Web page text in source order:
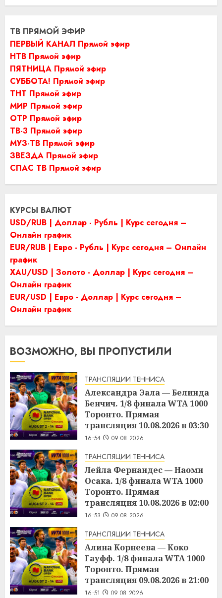
ТВ ПРЯМОЙ ЭФИР
ПЕРВЫЙ КАНАЛ Прямой эфир
НТВ Прямой эфир
ПЯТНИЦА Прямой эфир
СУББОТА! Прямой эфир
ТНТ Прямой эфир
МИР Прямой эфир
ОТР Прямой эфир
ТВ-3 Прямой эфир
МУЗ-ТВ Прямой эфир
ЗВЕЗДА Прямой эфир
СПАС ТВ Прямой эфир
КУРСЫ ВАЛЮТ
USD/RUB | Доллар - Рубль | Курс сегодня –
Онлайн график
EUR/RUB | Евро - Рубль | Курс сегодня – Онлайн
график
XAU/USD | Золото - Доллар | Курс сегодня –
Онлайн график
EUR/USD | Евро - Доллар | Курс сегодня –
Онлайн график
ВОЗМОЖНО, ВЫ ПРОПУСТИЛИ
ТРАНСЛЯЦИИ ТЕННИСА
Александра Эала — Белинда
Бенчич. 1/8 финала WTA 1000
Торонто. Прямая
трансляция 10.08.2026 в 03:30
16:54 09.08.2026
ТРАНСЛЯЦИИ ТЕННИСА
Лейла Фернандес — Наоми
Осака. 1/8 финала WTA 1000
Торонто. Прямая
трансляция 10.08.2026 в 02:00
16:53 09.08.2026
ТРАНСЛЯЦИИ ТЕННИСА
Алина Корнеева — Коко
Гауфф. 1/8 финала WTA 1000
Торонто. Прямая
трансляция 09.08.2026 в 21:00
16:51 09.08.2026